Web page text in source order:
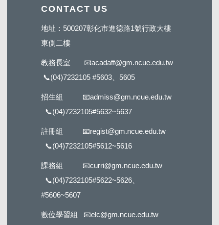
CONTACT US
地址：500207彰化市進德路1號行政大樓
東側二樓
教務長室 📧acadaff@gm.ncue.edu.tw
📞(04)7232105 #5603、5605
招生組 📧admiss@gm.ncue.edu.tw
📞(04)7232105#5632~5637
註冊組 📧regist@gm.ncue.edu.tw
📞(04)7232105#5612~5616
課務組 📧curri@gm.ncue.edu.tw
📞(04)7232105#5622~5626、
#5606~5607
數位學習組 📧elc@gm.ncue.edu.tw